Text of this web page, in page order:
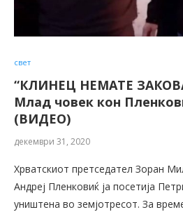
свет
“КЛИНЕЦ НЕМАТЕ
Млад човек кон
(ВИДЕО)
декември 31, 2020
Хрватскиот претседател Зоран
Андреј Пленковиќ ја посетија
уништена во земјотресот. За